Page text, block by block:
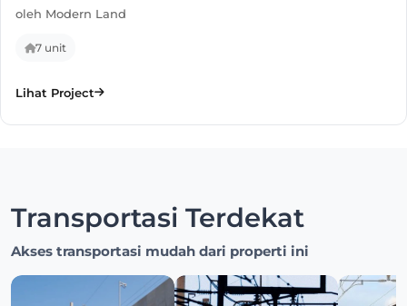
oleh Modern Land
7 unit
Lihat Project
Transportasi Terdekat
Akses transportasi mudah dari properti ini